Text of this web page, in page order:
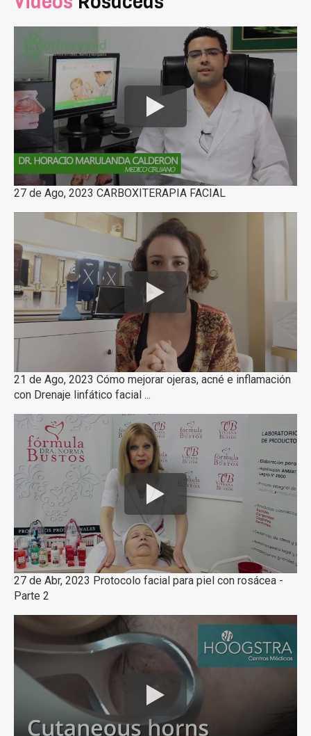
27 de Ago, 2023 CARBOXITERAPIA FACIAL
21 de Ago, 2023 Cómo mejorar ojeras, acné e inflamación
con Drenaje linfático facial ...
27 de Abr, 2023 Protocolo facial para piel con rosácea -
Parte 2